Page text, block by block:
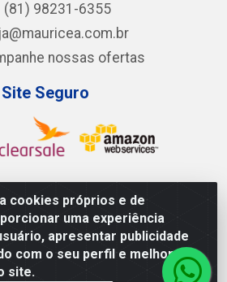
cookies próprios e de
uma experiência
apresentar publicidade
com o seu perfil e melhorar a
site.
(81) 98231-6355
nossas ofertas
Site Seguro
do Nordeste Ltda - BR 408, KM 55,
da Mata/PE - CEP 55.810-000
12.819.074/0002-14